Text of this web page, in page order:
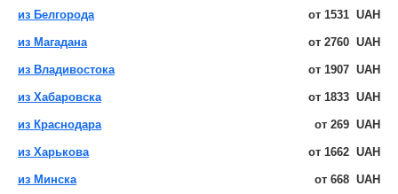
из Белгорода от 1531 UAH
из Магадана от 2760 UAH
из Владивостока от 1907 UAH
из Хабаровска от 1833 UAH
из Краснодара от 269 UAH
из Харькова от 1662 UAH
из Минска от 668 UAH